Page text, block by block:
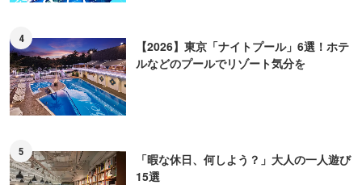
4
【2026】東京「ナイトプール」6選！ホテ
ルなどのプールでリゾート気分を
5
「暇な休日、何しよう？」大人の一人遊び
15選